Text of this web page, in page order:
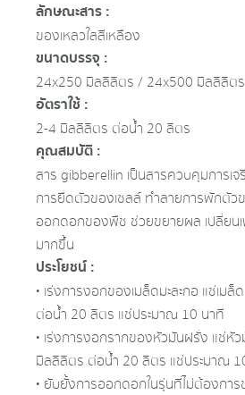
ลักษณะสาร :
ของเหลวใสสีเหลือง
ขนาดบรรจุ :
24x250 มิลลิลิตร / 24x500 มิลลิลิตร
อัตราใช้ :
2-4 มิลลิลิตร ต่อน้ำ 20 ลิตร
คุณสมบัติ :
สาร gibberellin เป็นสารควบคุมการเ
การยืดตัวของเซลล์ ทำลายการพักตัว
ออกดอกของพืช ช่วยขยายผล เปลี่ยน
มากขึ้น
ประโยชน์ :
• เร่งการงอกของเมล็ดมะละกอ แช่เม
ต่อน้ำ 20 ลิตร แช่ประมาณ 10 นาที
• เร่งการงอกรากของหัวมันฝรั่ง แช่หั
มิลลิลิตร ต่อน้ํา 20 ลิตร แช่ประมาณ
• ยับยั้งการออกดอกในรุ่นที่ไม่ต้องการ